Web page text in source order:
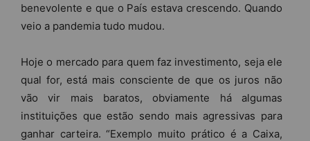
benevolente e que o País estava crescendo. Quando
veio a pandemia tudo mudou.
Hoje o mercado para quem faz investimento, seja ele
qual for, está mais consciente de que os juros não
vão vir mais baratos, obviamente há algumas
instituições que estão sendo mais agressivas para
ganhar carteira. “Exemplo muito prático é a Caixa,